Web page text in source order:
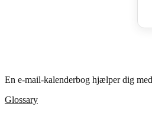
En e-mail-kalenderbog hjælper dig
Glossary